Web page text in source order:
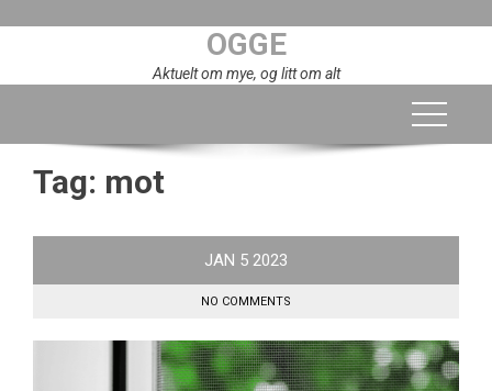
OGGE
Aktuelt om mye, og litt om alt
Tag: mot
JAN 5 2023
NO COMMENTS